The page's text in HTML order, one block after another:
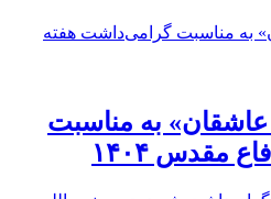
عاشقان» به مناسبت
مقدس ۱۴۰۴